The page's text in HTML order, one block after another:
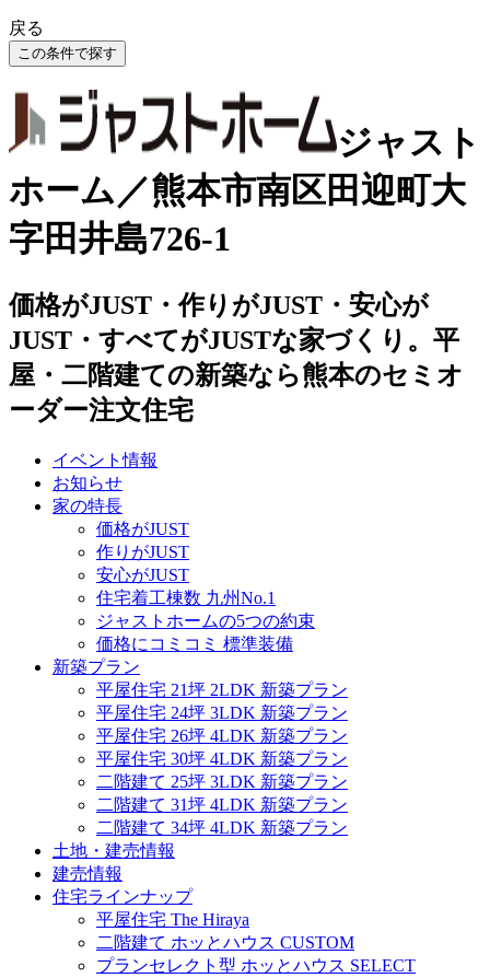
戻る
ジャスト
ホーム／熊本市南区田迎町大
字田井島726-1
価格がJUST・作りがJUST・安心が
JUST・すべてがJUSTな家づくり。平
屋・二階建ての新築なら熊本のセミオ
ーダー注文住宅
イベント情報
お知らせ
家の特長
価格がJUST
作りがJUST
安心がJUST
住宅着工棟数 九州No.1
ジャストホームの5つの約束
価格にコミコミ 標準装備
新築プラン
平屋住宅 21坪 2LDK 新築プラン
平屋住宅 24坪 3LDK 新築プラン
平屋住宅 26坪 4LDK 新築プラン
平屋住宅 30坪 4LDK 新築プラン
二階建て 25坪 3LDK 新築プラン
二階建て 31坪 4LDK 新築プラン
二階建て 34坪 4LDK 新築プラン
土地・建売情報
建売情報
住宅ラインナップ
平屋住宅 The Hiraya
二階建て ホッとハウス CUSTOM
プランセレクト型 ホッとハウス SELECT